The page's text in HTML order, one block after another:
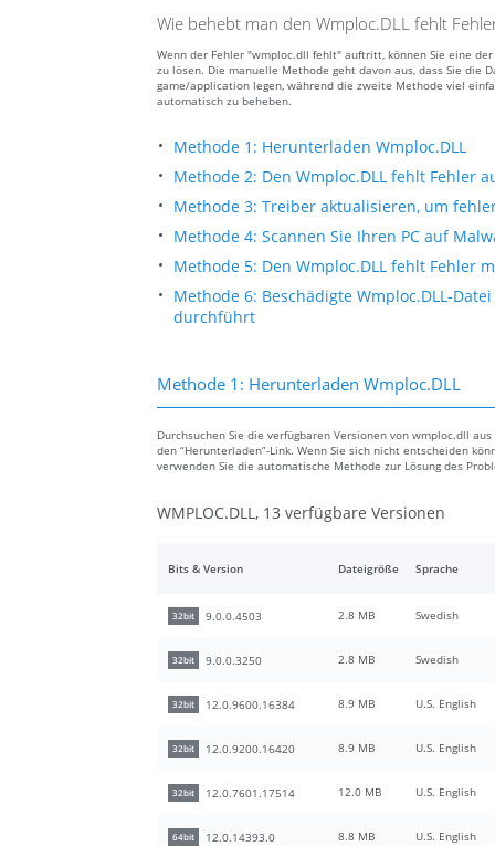
Wie behebt man den Wmploc.DLL fehlt
Wenn der Fehler "wmploc.dll fehlt" auftritt, können Sie eine
zu lösen. Die manuelle Methode geht davon aus, dass Sie
game/application legen, während die zweite Methode viel
automatisch zu beheben.
Methode 1: Herunterladen Wmploc.DLL
Methode 2: Den Wmploc.DLL fehlt Fehler
Methode 3: Treiber aktualisieren, um
Methode 4: Scannen Sie Ihren PC auf
Methode 5: Den Wmploc.DLL fehlt Fehler
Methode 6: Beschädigte Wmploc.DLL-
durchführt
Methode 1: Herunterladen Wmploc.DLL
Durchsuchen Sie die verfügbaren Versionen von wmploc.dll
den “Herunterladen”-Link. Wenn Sie sich nicht entscheiden
verwenden Sie die automatische Methode zur Lösung des
WMPLOC.DLL, 13 verfügbare Versionen
Bits & Version Dateigröße Sprache
32bit 9.0.0.4503 2.8 MB Swedish
32bit 9.0.0.3250 2.8 MB Swedish
32bit 12.0.9600.16384 8.9 MB U.S. English
32bit 12.0.9200.16420 8.9 MB U.S. English
32bit 12.0.7601.17514 12.0 MB U.S. English
64bit 12.0.14393.0 8.8 MB U.S. English